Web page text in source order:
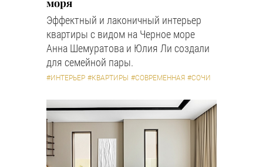
моря
Эффектный и лаконичный интерьер
квартиры с видом на Черное море
Анна Шемуратова и Юлия Ли создали
для семейной пары.
#ИНТЕРЬЕР #КВАРТИРЫ #СОВРЕМЕННАЯ #СОЧИ